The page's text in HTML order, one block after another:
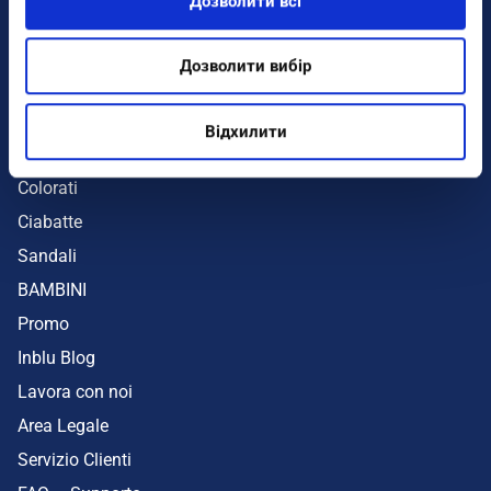
Дозволити вибір
Відхилити
UOMO
Colorati
Ciabatte
Sandali
BAMBINI
Promo
Inblu Blog
Lavora con noi
Area Legale
Servizio Clienti